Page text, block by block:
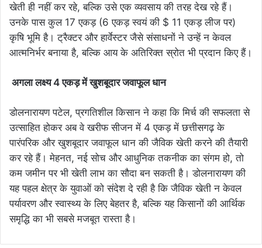
खेती ही नहीं कर रहे, बल्कि उसे एक व्यवसाय की तरह देख रहे हैं।
उनके पास कुल 17 एकड़ (6 एकड़ स्वयं की $ 11 एकड़ लीज पर)
कृषि भूमि है। ट्रैक्टर और हार्वेस्टर जैसे संसाधनों ने उन्हें न केवल
आत्मनिर्भर बनाया है, बल्कि आय के अतिरिक्त स्रोत भी प्रदान किए हैं।
अगला लक्ष्य 4 एकड़ में खुशबूदार जवाफूल धान
डोलनारायण पटेल, प्रगतिशील किसान ने कहा कि मिर्च की सफलता से
उत्साहित होकर अब वे खरीफ सीजन में 4 एकड़ में छत्तीसगढ़ के
पारंपरिक और खुशबूदार जवाफूल धान की जैविक खेती करने की तैयारी
कर रहे हैं। मेहनत, नई सोच और आधुनिक तकनीक का संगम हो, तो
कम जमीन पर भी खेती लाभ का सौदा बन सकती है। डोलनारायण की
यह पहल क्षेत्र के युवाओं को संदेश दे रही है कि जैविक खेती न केवल
पर्यावरण और स्वास्थ्य के लिए बेहतर है, बल्कि यह किसानों की आर्थिक
समृद्धि का भी सबसे मजबूत रास्ता है।